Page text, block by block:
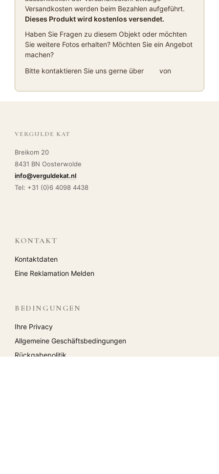
Versandkosten werden beim Bezahlen aufgeführt.
Dieses Produkt wird kostenlos versendet.
Haben Sie Fragen zu diesem Objekt oder möchten
Sie weitere Fotos erhalten? Möchten Sie ein Angebot
machen?
Bitte kontaktieren Sie uns gerne über
von
VERGULDE KAT
Breikom 20
8431 BN Oosterwolde
info@verguldekat.nl
Tel: +31 (0)6 4098 4438
KONTAKT
Kontaktdaten
Eine Reklamation Melden
BEDINGUNGEN
Ihre Privacy
Allgemeine Geschäftsbedingungen
Rückgabepolitik